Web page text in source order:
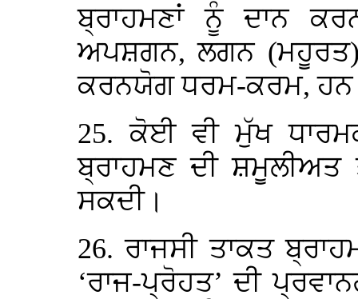
ਬ੍ਰਾਹਮਣਾਂ ਨੂੰ ਦਾਨ
ਅਪਸ਼ਗਨ, ਲਗਨ (ਮਹੂਰਤ)
ਕਰਨਯੋਗ ਧਰਮ-ਕਰਮ,
25. ਕੋਈ ਵੀ ਮੁੱਖ
ਬ੍ਰਾਹਮਣ ਦੀ ਸ਼ਮੂਲੀਅਤ
ਸਕਦੀ।
26. ਰਾਜਸੀ ਤਾਕਤ
‘ਰਾਜ-ਪ੍ਰੋਹਤ’ ਦੀ